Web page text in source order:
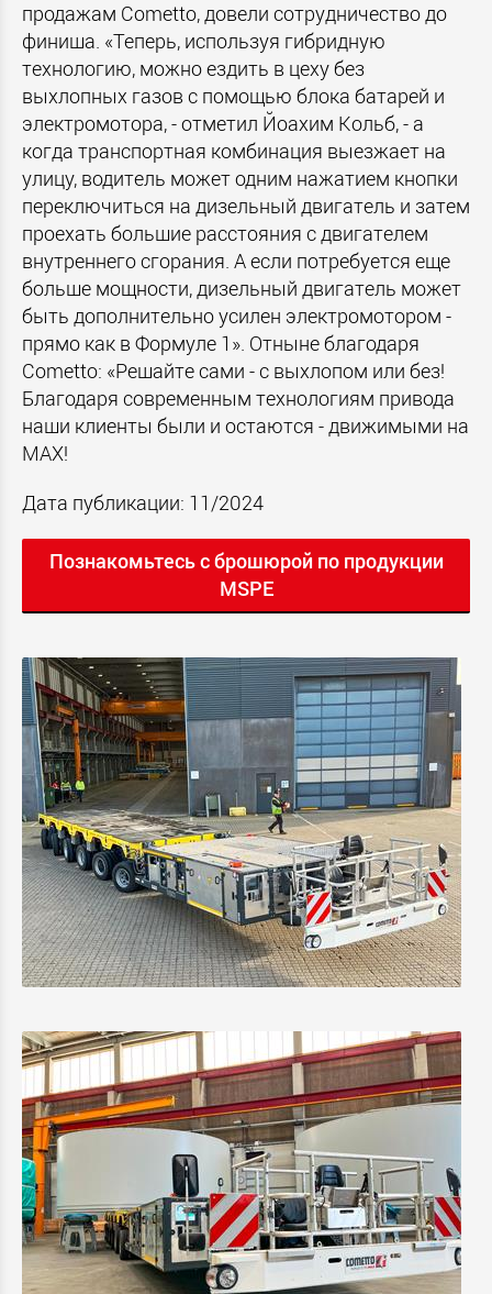
продажам Cometto, довели сотрудничество до
финиша. «Теперь, используя гибридную
технологию, можно ездить в цеху без
выхлопных газов с помощью блока батарей и
электромотора, - отметил Йоахим Кольб, - а
когда транспортная комбинация выезжает на
улицу, водитель может одним нажатием кнопки
переключиться на дизельный двигатель и затем
проехать большие расстояния с двигателем
внутреннего сгорания. А если потребуется еще
больше мощности, дизельный двигатель может
быть дополнительно усилен электромотором -
прямо как в Формуле 1». Отныне благодаря
Cometto: «Решайте сами - с выхлопом или без!
Благодаря современным технологиям привода
наши клиенты были и остаются - движимыми на
MAX!
Дата публикации: 11/2024
Познакомьтесь с брошюрой по продукции
MSPE